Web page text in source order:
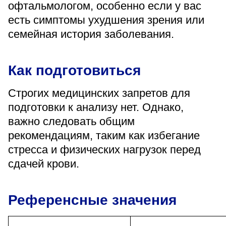
офтальмологом, особенно если у вас
есть симптомы ухудшения зрения или
семейная история заболевания.
Как подготовиться
Строгих медицинских запретов для
подготовки к анализу нет. Однако,
важно следовать общим
рекомендациям, таким как избегание
стресса и физических нагрузок перед
сдачей крови.
Референсные значения